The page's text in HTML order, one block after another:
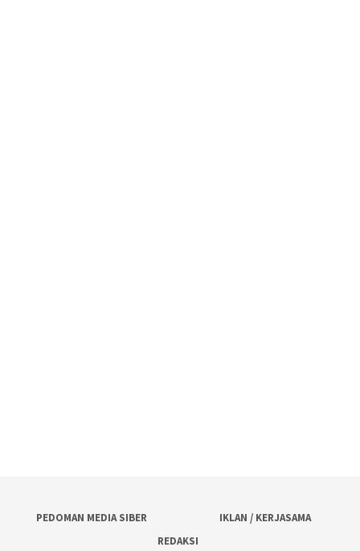
PEDOMAN MEDIA SIBER
IKLAN / KERJASAMA
REDAKSI